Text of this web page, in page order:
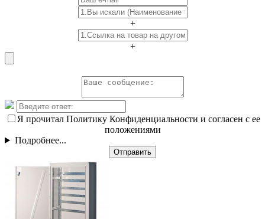
+
+
Я прочитал Политику Конфиденциальности и согласен с ее
положениями
Подробнее...
Отправить